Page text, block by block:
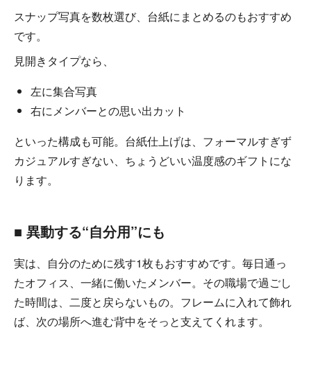
スナップ写真を数枚選び、台紙にまとめるのもおすすめ
です。
見開きタイプなら、
左に集合写真
右にメンバーとの思い出カット
といった構成も可能。台紙仕上げは、フォーマルすぎず
カジュアルすぎない、ちょうどいい温度感のギフトにな
ります。
■ 異動する“自分用”にも
実は、自分のために残す1枚もおすすめです。毎日通っ
たオフィス、一緒に働いたメンバー。その職場で過ごし
た時間は、二度と戻らないもの。フレームに入れて飾れ
ば、次の場所へ進む背中をそっと支えてくれます。